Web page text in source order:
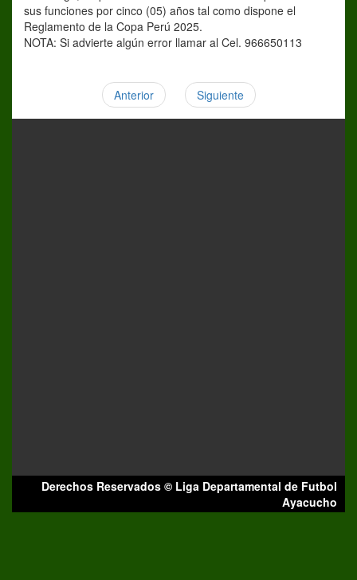
sus funciones por cinco (05) años tal como dispone el
Reglamento de la Copa Perú 2025.
NOTA: Si advierte algún error llamar al Cel. 966650113
Anterior Siguiente
Derechos Reservados © Liga Departamental de Futbol
Ayacucho